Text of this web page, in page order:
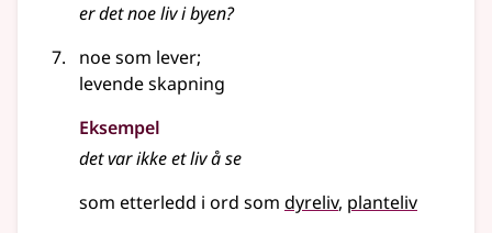
er det noelivi byen?
noe som lever;
levende skapning
Eksempel
det var ikke etlivå se
som etterledd i ord som dyreliv planteliv